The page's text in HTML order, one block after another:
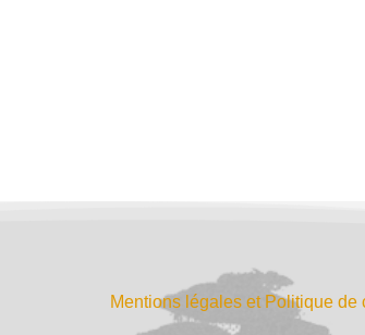
Mentions légales et Politique de